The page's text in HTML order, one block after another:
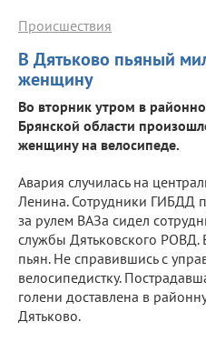
В Дятьково пьяный
женщину
Происшествия
Во вторник утром в
Брянской области
женщину на велосипеде.
Авария случилась на
Ленина. Сотрудники ГИБДД
за рулем ВАЗа сидел
службы Дятьковского
пьян. Не справившись с
велосипедистку.
голени доставлена в
Дятьково.